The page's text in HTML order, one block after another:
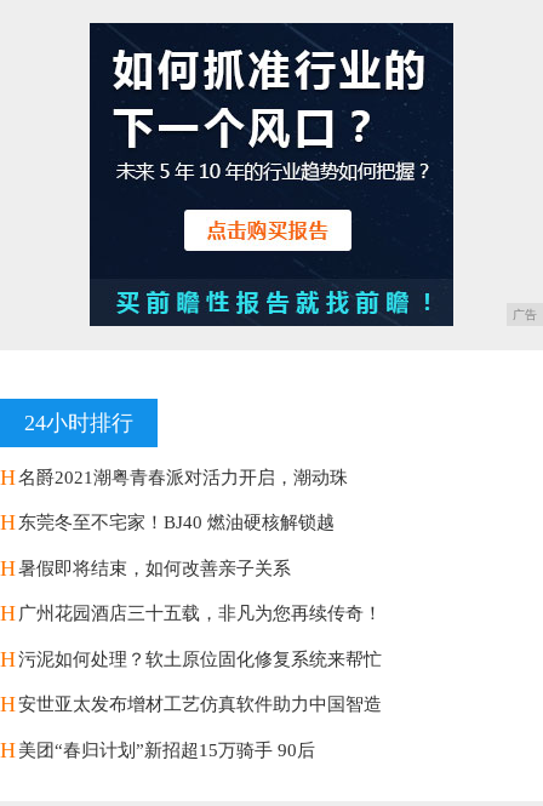
广告
24小时排行
H名爵2021潮粤青春派对活力开启，潮动珠
H东莞冬至不宅家！BJ40 燃油硬核解锁越
H暑假即将结束，如何改善亲子关系
H广州花园酒店三十五载，非凡为您再续传奇！
H污泥如何处理？软土原位固化修复系统来帮忙
H安世亚太发布增材工艺仿真软件助力中国智造
H美团“春归计划”新招超15万骑手 90后